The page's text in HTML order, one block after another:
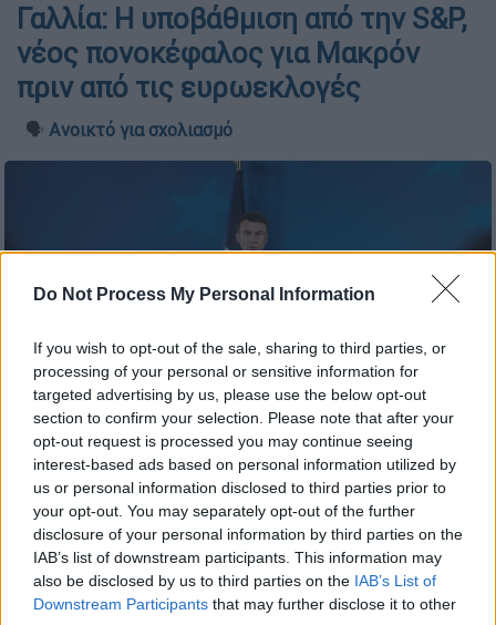
Do Not Process My Personal Information
If you wish to opt-out of the sale, sharing to third parties, or
processing of your personal or sensitive information for
targeted advertising by us, please use the below opt-out
section to confirm your selection. Please note that after your
opt-out request is processed you may continue seeing
interest-based ads based on personal information utilized by
us or personal information disclosed to third parties prior to
your opt-out. You may separately opt-out of the further
disclosure of your personal information by third parties on the
IAB’s list of downstream participants. This information may
also be disclosed by us to third parties on the IAB’s List of
Downstream Participants that may further disclose it to other
Γαλλία: Η υποβάθμιση από την S&P,
νέος πονοκέφαλος για Μακρόν
πριν από τις ευρωεκλογές
🗣️ Ανοικτό για σχολιασμό
Μακρόν (AP)
Προσθέστε το ΕΘΝΟΣ στη Google
Δεν ήταν και η καλύτερη είδηση για τον